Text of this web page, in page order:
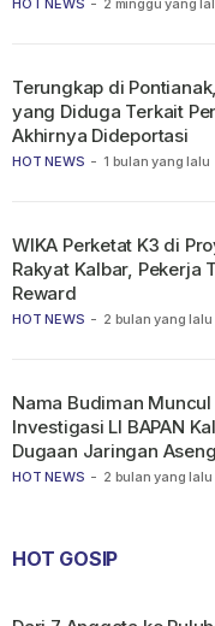
HOT NEWS - 2 minggu yang
HOT NEWS - 1 bulan yang lalu
Terungkap di
yang Diduga Terkait
Akhirnya Dideportasi
HOT NEWS - 2 bulan yang lalu
WIKA Perketat K3 di
Rakyat Kalbar, Pekerja
Reward
HOT NEWS - 2 bulan yang lalu
Nama Budiman
Investigasi LI BAPAN
Dugaan Jaringan Aseng
HOT GOSIP